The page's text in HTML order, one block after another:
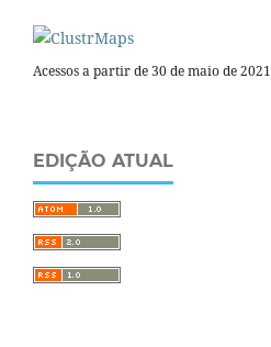
Acessos a partir de 30 de maio de 2021
EDIÇÃO ATUAL